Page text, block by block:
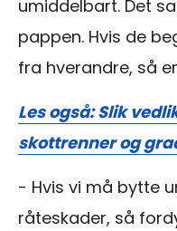
umiddelbart. Det
pappen. Hvis de
fra hverandre, så
Les også: Slik
skottrenner og
- Hvis vi må bytte
råteskader, så